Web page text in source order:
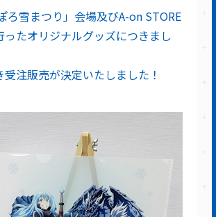
ろ雪まつり」会場及びA-on STORE
ったオリジナルグッズにつきまし
受注販売が決定いたしました！